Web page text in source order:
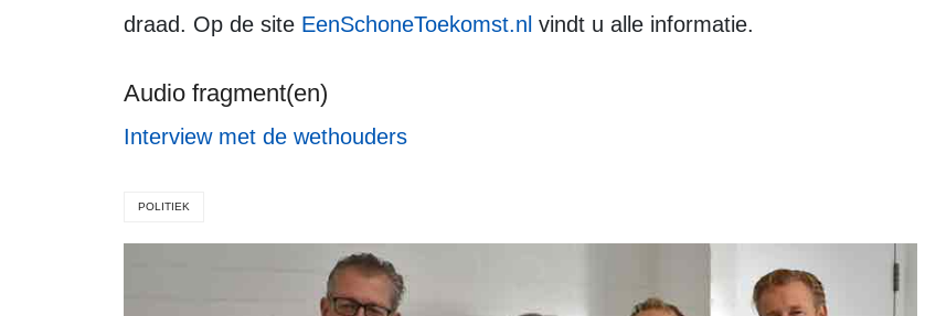
draad. Op de site EenSchoneToekomst.nl vindt u alle informatie.
Audio fragment(en)
Interview met de wethouders
POLITIEK